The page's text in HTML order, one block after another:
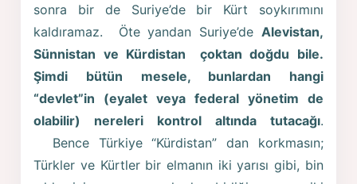
sonra bir de Suriye’de bir Kürt soykırımını
kaldıramaz. Öte yandan Suriye’de Alevistan,
Sünnistan ve Kürdistan çoktan doğdu bile.
Şimdi bütün mesele, bunlardan hangi
“devlet”in (eyalet veya federal yönetim de
olabilir) nereleri kontrol altında tutacağı.
Bence Türkiye “Kürdistan” dan korkmasın;
Türkler ve Kürtler bir elmanın iki yarısı gibi, bin